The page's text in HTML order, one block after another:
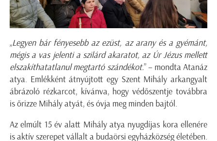
„Legyen bár fényesebb az ezüst, az arany és a gyémánt,
mégis a vas jelenti a szilárd akaratot, az Úr Jézus mellett
elszakíthatatlanul megtartó szándékot.” – mondta Atanáz
atya. Emlékként átnyújtott egy Szent Mihály arkangyalt
ábrázoló rézkarcot, kívánva, hogy védőszentje továbbra
is őrizze Mihály atyát, és óvja meg minden bajtól.
Az elmúlt 15 év alatt Mihály atya nyugdíjas kora ellenére
is aktív szerepet vállalt a budaörsi egyházközség életében.